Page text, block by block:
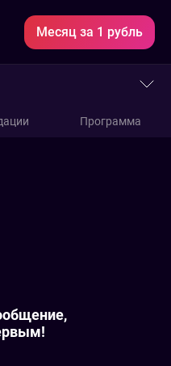
Месяц за 1 рубль
Программа